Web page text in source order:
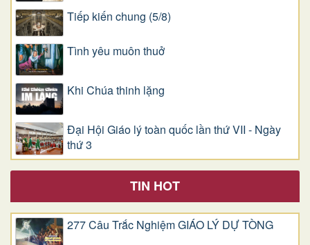
Tiếp kiến chung (5/8)
Tình yêu muôn thuở
Khi Chúa thinh lặng
Đại Hội Giáo lý toàn quốc lần thứ VII - Ngày
thứ 3
TIN HOT
277 Câu Trắc Nghiệm GIÁO LÝ DỰ TÒNG